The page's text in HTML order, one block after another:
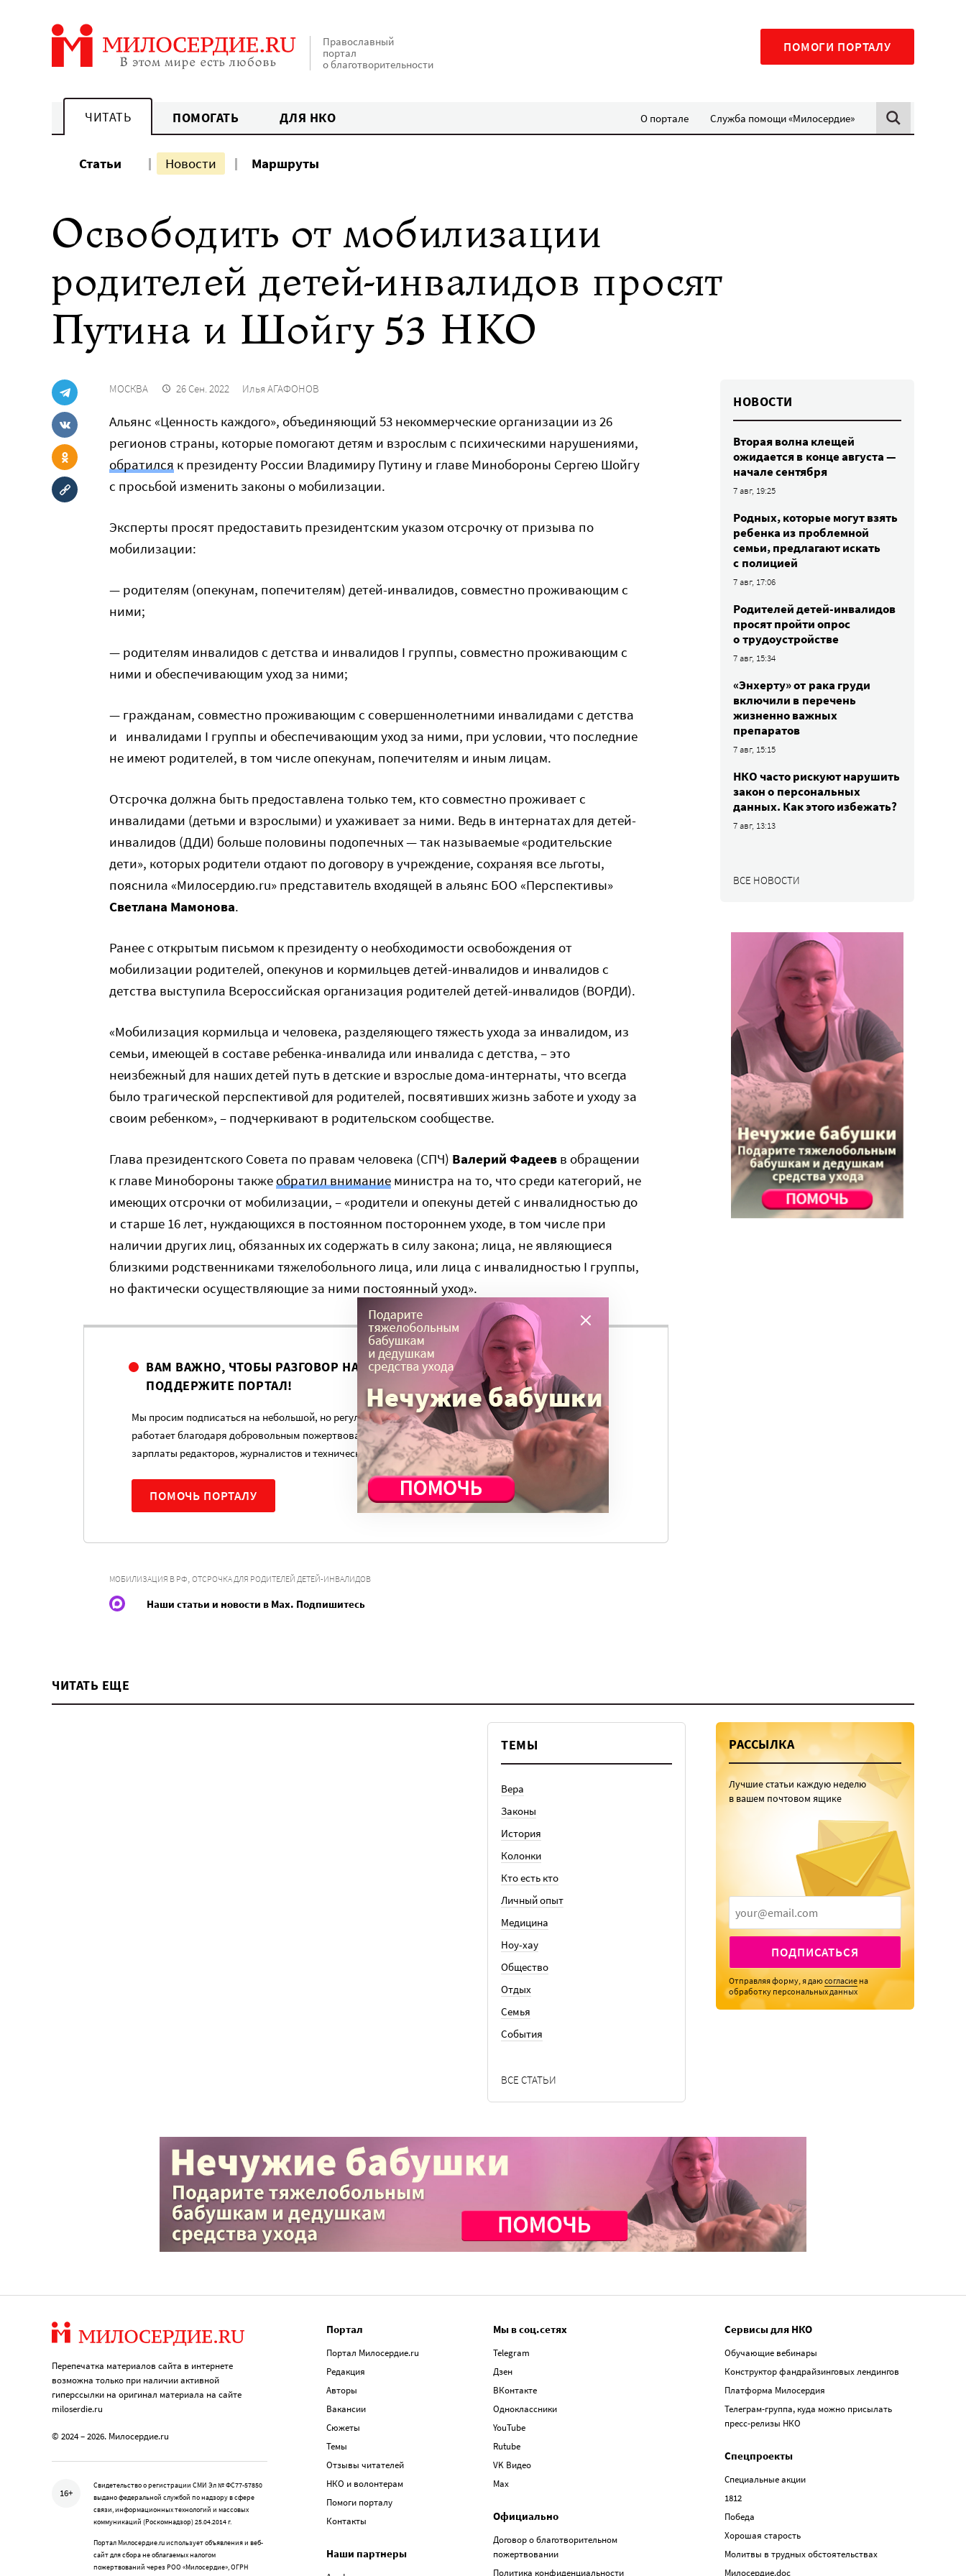
Православный
портал
о благотворительности
ПОМОГИ ПОРТАЛУ
ЧИТАТЬ ПОМОГАТЬ ДЛЯ НКО О портале Служба помощи «Милосердие»
Статьи Новости Маршруты
Освободить от мобилизации
родителей детей-инвалидов просят
Путина и Шойгу 53 НКО
МОСКВА 26 Сен. 2022 Илья АГАФОНОВ
Альянс «Ценность каждого», объединяющий 53 некоммерческие организации из 26
регионов страны, которые помогают детям и взрослым с психическими нарушениями,
обратился к президенту России Владимиру Путину и главе Минобороны Сергею Шойгу
с просьбой изменить законы о мобилизации.
Эксперты просят предоставить президентским указом отсрочку от призыва по
мобилизации:
— родителям (опекунам, попечителям) детей-инвалидов, совместно проживающим с
ними;
— родителям инвалидов с детства и инвалидов I группы, совместно проживающим с
ними и обеспечивающим уход за ними;
— гражданам, совместно проживающим с совершеннолетними инвалидами с детства
и инвалидами I группы и обеспечивающим уход за ними, при условии, что последние
не имеют родителей, в том числе опекунам, попечителям и иным лицам.
Отсрочка должна быть предоставлена только тем, кто совместно проживает с
инвалидами (детьми и взрослыми) и ухаживает за ними. Ведь в интернатах для детей-
инвалидов (ДДИ) больше половины подопечных — так называемые «родительские
дети», которых родители отдают по договору в учреждение, сохраняя все льготы,
пояснила «Милосердию.ru» представитель входящей в альянс БОО «Перспективы»
Светлана Мамонова.
Ранее с открытым письмом к президенту о необходимости освобождения от
мобилизации родителей, опекунов и кормильцев детей-инвалидов и инвалидов с
детства выступила Всероссийская организация родителей детей-инвалидов (ВОРДИ).
«Мобилизация кормильца и человека, разделяющего тяжесть ухода за инвалидом, из
семьи, имеющей в составе ребенка-инвалида или инвалида с детства, – это
неизбежный для наших детей путь в детские и взрослые дома-интернаты, что всегда
было трагической перспективой для родителей, посвятивших жизнь заботе и уходу за
своим ребенком», – подчеркивают в родительском сообществе.
Глава президентского Совета по правам человека (СПЧ) Валерий Фадеев в обращении
к главе Минобороны такжеобратил внимание министра на то, что среди категорий, не
имеющих отсрочки от мобилизации, – «родители и опекуны детей с инвалидностью до
и старше 16 лет, нуждающихся в постоянном постороннем уходе, в том числе при
наличии других лиц, обязанных их содержать в силу закона; лица, не являющиеся
близкими родственниками тяжелобольного лица, или лица с инвалидностью I группы,
но фактически осуществляющие за ними постоянный уход».
ВАМ ВАЖНО, ЧТОБЫ РАЗГОВОР НА ЭТУ ТЕМУ ПРОДОЛЖИЛСЯ?
ПОДДЕРЖИТЕ ПОРТАЛ!
Мы просим подписаться на небольшой, но регулярный платеж в пользу нашего сайта. Милосердие.ru
работает благодаря добровольным пожертвованиям наших читателей. На командировки, съемки,
зарплаты редакторов, журналистов и техническую поддержку сайта нужны средства.
ПОМОЧЬ ПОРТАЛУ
МОБИЛИЗАЦИЯ В РФ, ОТСРОЧКА ДЛЯ РОДИТЕЛЕЙ ДЕТЕЙ-ИНВАЛИДОВ
Наши статьи и новости в Max. Подпишитесь
НОВОСТИ
Вторая волна клещей
ожидается в конце августа —
начале сентября
7 авг, 19:25
Родных, которые могут взять
ребенка из проблемной
семьи, предлагают искать
с полицией
7 авг, 17:06
Родителей детей-инвалидов
просят пройти опрос
о трудоустройстве
7 авг, 15:34
«Энхерту» от рака груди
включили в перечень
жизненно важных
препаратов
7 авг, 15:15
НКО часто рискуют нарушить
закон о персональных
данных. Как этого избежать?
7 авг, 13:13
ВСЕ НОВОСТИ
ЧИТАТЬ ЕЩЕ
ТЕМЫ
Вера
Законы
История
Колонки
Кто есть кто
Личный опыт
Медицина
Ноу-хау
Общество
Отдых
Семья
События
ВСЕ СТАТЬИ
РАССЫЛКА
Лучшие статьи каждую неделю
в вашем почтовом ящике
ПОДПИСАТЬСЯ
Отправляя форму, я даюсогласие на
обработку персональных данных
Перепечатка материалов сайта в интернете
возможна только при наличии активной
гиперссылки на оригинал материала на сайте
miloserdie.ru
© 2024 – 2026. Милосердие.ru
16+
Свидетельство о регистрации СМИ Эл № ФС77-57850
выдано федеральной службой по надзору в сфере
связи, информационных технологий и массовых
коммуникаций (Роскомнадзор) 25.04.2014 г.
Портал Милосердие.ru использует объявления и веб-
сайт для сбора не облагаемых налогом
пожертвований через РОО «Милосердие», ОГРН
Портал
Портал Милосердие.ru
Редакция
Авторы
Вакансии
Сюжеты
Темы
Отзывы читателей
НКО и волонтерам
Помоги порталу
Контакты
Наши партнеры
Мы в соц.сетях
Telegram
Дзен
ВКонтакте
Одноклассники
YouTube
Rutube
VK Видео
Max
Официально
Договор о благотворительном
пожертвовании
Политика конфиденциальности
Сервисы для НКО
Обучающие вебинары
Конструктор фандрайзинговых лендингов
Платформа Милосердия
Телеграм-группа, куда можно присылать
пресс-релизы НКО
Спецпроекты
Специальные акции
1812
Победа
Хорошая старость
Молитвы в трудных обстоятельствах
Милосердие.doc